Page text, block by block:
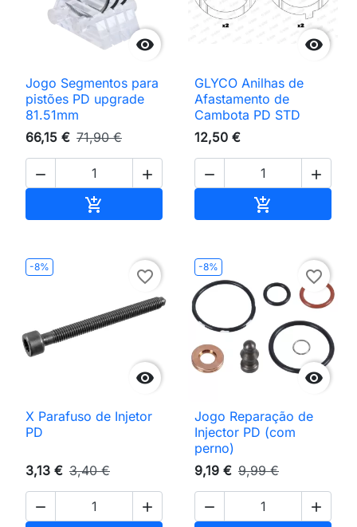

Jogo Segmentos para
pistões PD upgrade
81.51mm
66,15 € 71,90 €
 


GLYCO Anilhas de
Afastamento de
Cambota PD STD
12,50 €
 

-8%

favorite_border
X Parafuso de Injetor
PD
3,13 € 3,40 €
 
-8%

favorite_border
Jogo Reparação de
Injector PD (com
perno)
9,19 € 9,99 €
 